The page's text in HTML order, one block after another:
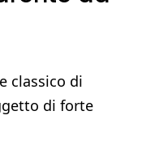
classico di
di forte